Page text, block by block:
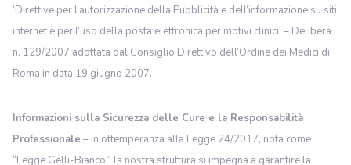
‘Direttive per l’autorizzazione della Pubblicità e dell’informazione su siti
internet e per l’uso della posta elettronica per motivi clinici’ – Delibera
n. 129/2007 adottata dal Consiglio Direttivo dell’Ordine dei Medici di
Roma in data 19 giugno 2007.
Informazioni sulla Sicurezza delle Cure e la Responsabilità
Professionale – In ottemperanza alla Legge 24/2017, nota come
“Legge Gelli-Bianco,” la nostra struttura si impegna a garantire la